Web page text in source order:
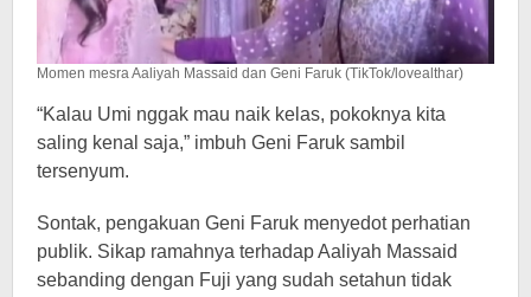
Momen mesra Aaliyah Massaid dan Geni Faruk (TikTok/lovealthar)
“Kalau Umi nggak mau naik kelas, pokoknya kita
saling kenal saja,” imbuh Geni Faruk sambil
tersenyum.
Sontak, pengakuan Geni Faruk menyedot perhatian
publik. Sikap ramahnya terhadap Aaliyah Massaid
sebanding dengan Fuji yang sudah setahun tidak